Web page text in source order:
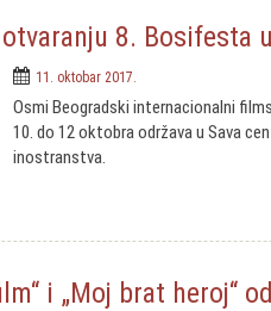
8. Bosifesta
11. oktobar 2017.
Osmi Beogradski internacionalni
10. do 12 oktobra održava u Sava
inostranstva.
i „Moj brat heroj“